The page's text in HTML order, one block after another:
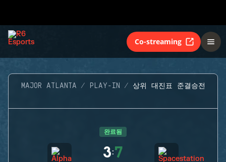
Co-streaming
MAJOR ATLANTA PLAY-IN 상위 대진표 준결승전
완료됨
3:7